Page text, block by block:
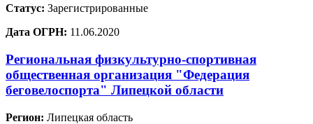
Статус: Зарегистрированные
Дата ОГРН: 11.06.2020
Региональная физкультурно-спортивная
общественная организация "Федерация
беговелоспорта" Липецкой области
Регион: Липецкая область